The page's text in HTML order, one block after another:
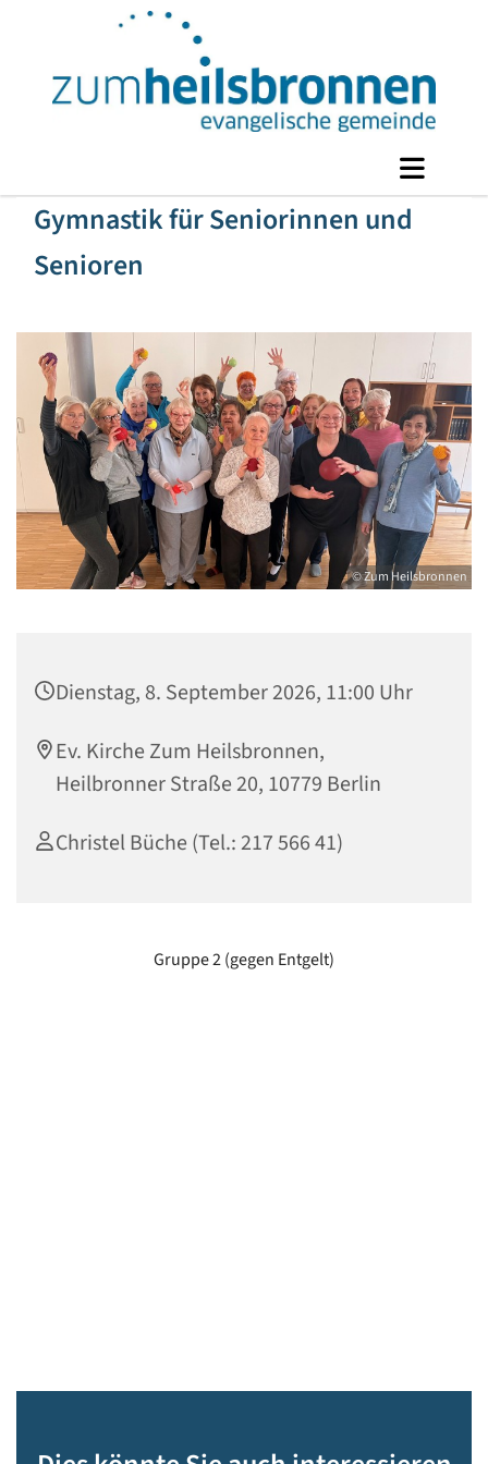
Gymnastik für Seniorinnen und
Senioren
© Zum Heilsbronnen
Dienstag, 8. September 2026, 11:00 Uhr
Ev. Kirche Zum Heilsbronnen,
Heilbronner Straße 20, 10779 Berlin
Christel Büche (Tel.: 217 566 41)
Gruppe 2 (gegen Entgelt)